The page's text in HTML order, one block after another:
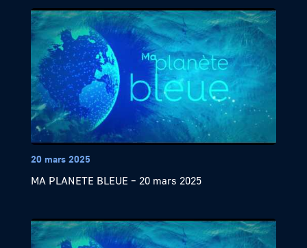
20 mars 2025
MA PLANETE BLEUE – 20 mars 2025